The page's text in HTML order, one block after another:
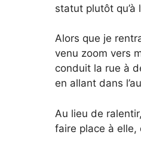
statut plutôt qu’à
Alors que je
venu zoom vers
conduit la rue à
en allant dans
Au lieu de
faire place à elle,